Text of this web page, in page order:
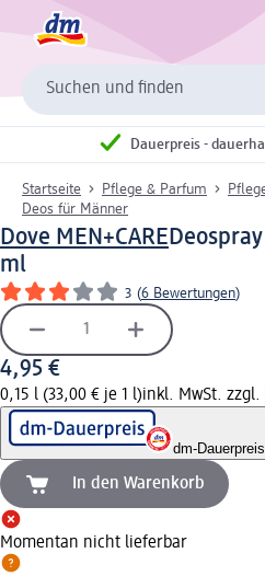
Suchen und finden
Dauerpreis -
Startseite Pflege & Parfum
Deos für Männer
Dove MEN+CARE
ml
3 (6 Bewertungen)
4,95 €
0,15 l (33,00 € je 1 l)inkl. MwSt. zzgl.
dm-Dauerpreis
In den Warenkorb
Momentan nicht lieferbar